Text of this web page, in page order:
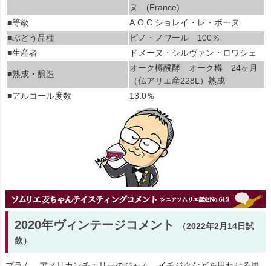
ヌ (France)
■等級
A.O.C.ショレイ・レ・ボーヌ
■ぶどう品種
ピノ・ノワール 100％
■生産者
ドメーヌ・シルヴァン・ロワシェ
■熟成・醸造
オーク樽醗酵 オーク樽 24ヶ月
（仏アリエ産228L）熟成
■アルコール度数
13.0％
2020年ヴィンテージコメント
（2022年2月14日試
飲）